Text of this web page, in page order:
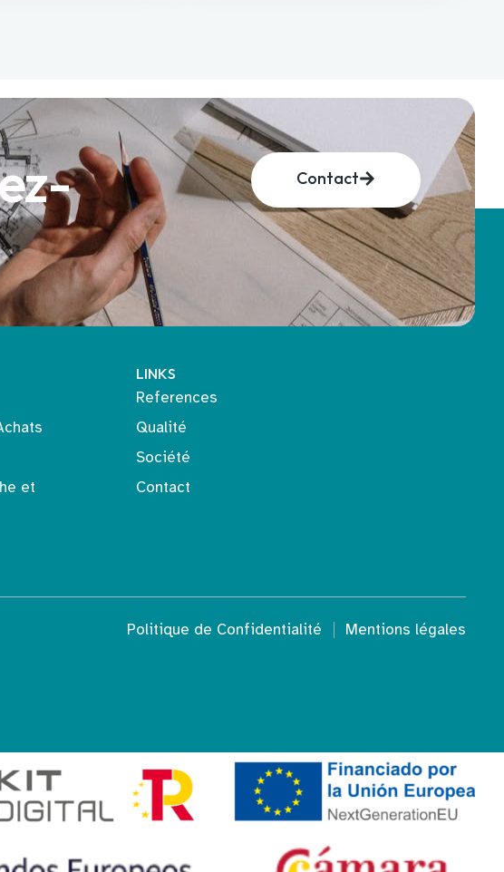
Contact
et
LINKS
References
Qualité
Société
Contact
Politique de Confidentialité Mentions légales